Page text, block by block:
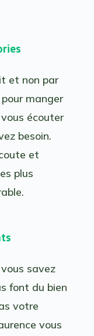
et non par
manger
écouter
besoin.
et
plus
savez
font du bien
votre
vous